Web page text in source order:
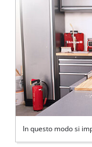
In questo modo si